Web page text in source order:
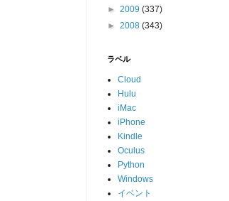
► 2009 (337)
► 2008 (343)
ラベル
Cloud
Hulu
iMac
iPhone
Kindle
Oculus
Python
Windows
イベント